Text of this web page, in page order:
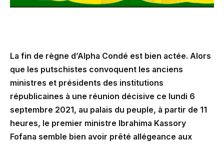
La fin de règne d’Alpha Condé est bien actée. Alors
que les putschistes convoquent les anciens
ministres et présidents des institutions
républicaines à une réunion décisive ce lundi 6
septembre 2021, au palais du peuple, à partir de 11
heures, le premier ministre Ibrahima Kassory
Fofana semble bien avoir prêté allégeance aux